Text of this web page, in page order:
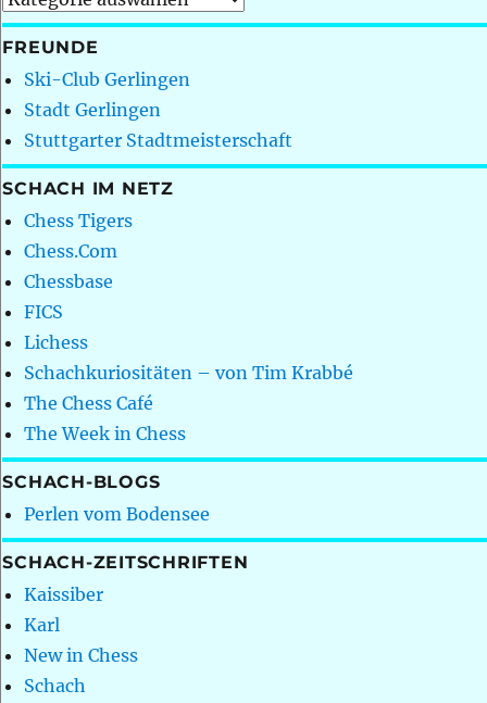
FREUNDE
Ski-Club Gerlingen
Stadt Gerlingen
Stuttgarter Stadtmeisterschaft
SCHACH IM NETZ
Chess Tigers
Chess.Com
Chessbase
FICS
Lichess
Schachkuriositäten – von Tim Krabbé
The Chess Café
The Week in Chess
SCHACH-BLOGS
Perlen vom Bodensee
SCHACH-ZEITSCHRIFTEN
Kaissiber
Karl
New in Chess
Schach